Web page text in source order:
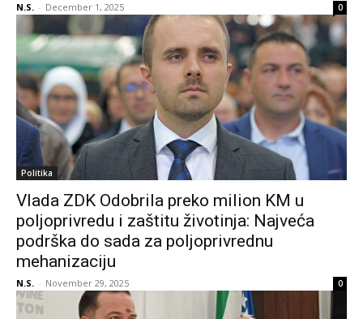
N.S. - December 1, 2025 0
Politika
Vlada ZDK Odobrila preko milion KM u
poljoprivredu i zaštitu životinja: Najveća
podrška do sada za poljoprivrednu
mehanizaciju
N.S. - November 29, 2025 0